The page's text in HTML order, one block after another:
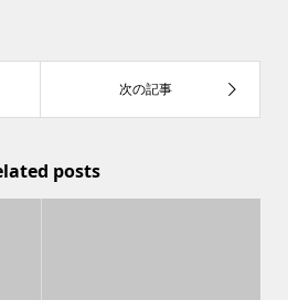
posts